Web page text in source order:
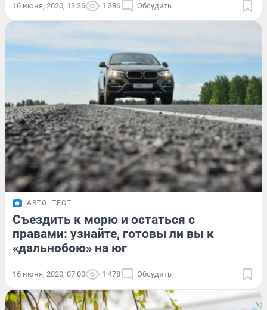
16 июня, 2020, 13:36 1 386 Обсудить
АВТО ТЕСТ
Съездить к морю и остаться с
правами: узнайте, готовы ли вы к
«дальнобою» на юг
16 июня, 2020, 07:00 1 478 Обсудить